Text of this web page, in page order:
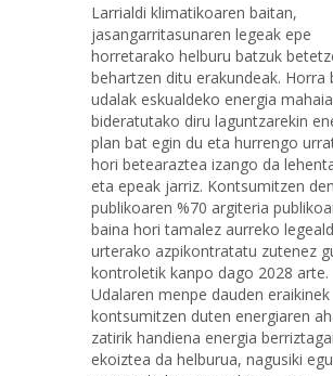
Larrialdi klimatikoaren baitan,
jasangarritasunaren legeak epe
horretarako helburu batzuk
behartzen ditu erakundeak. Horra
udalak eskualdeko energia
bideratutako diru laguntzarekin
plan bat egin du eta hurrengo
hori betearaztea izango da
eta epeak jarriz. Kontsumitzen
publikoaren %70 argiteria
baina hori tamalez aurreko
urterako azpikontratatu zutenez
kontroletik kanpo dago 2028 arte.
Udalaren menpe dauden eraikinek
kontsumitzen duten energiaren
zatirik handiena energia
ekoiztea da helburua, nagusiki